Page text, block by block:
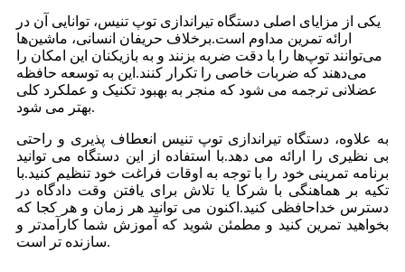
یکی از مزایای اصلی دستگاه تیراندازی توپ تنیس، توانایی آن در
ارائه تمرین مداوم است.برخلاف حریفان انسانی، ماشین‌ها
می‌توانند توپ‌ها را با دقت ضربه بزنند و به بازیکنان این امکان را
می‌دهند که ضربات خاصی را تکرار کنند.این به توسعه حافظه
عضلانی ترجمه می شود که منجر به بهبود تکنیک و عملکرد کلی
بهتر می شود.
به علاوه، دستگاه تیراندازی توپ تنیس انعطاف پذیری و راحتی
بی نظیری را ارائه می دهد.با استفاده از این دستگاه می توانید
برنامه تمرینی خود را با توجه به اوقات فراغت خود تنظیم کنید.با
تکیه بر هماهنگی با شرکا یا تلاش برای یافتن وقت دادگاه در
دسترس خداحافظی کنید.اکنون می توانید هر زمان و هر کجا که
بخواهید تمرین کنید و مطمئن شوید که آموزش شما کارآمدتر و
سازنده تر است.